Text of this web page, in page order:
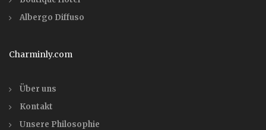
Albergo Diffuso
Charminly.com
Über uns
Kontakt
Unsere Philosophie